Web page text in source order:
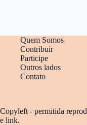
Quem Somos
Contribuir
Participe
Outros lados
Contato
Copyleft - permitida
e link.